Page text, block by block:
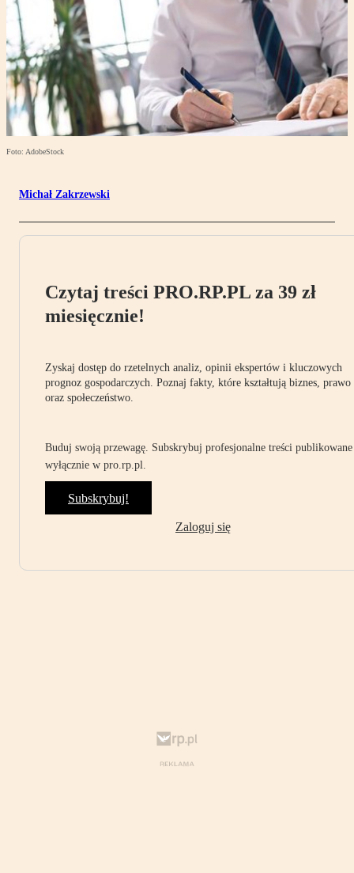
Foto: AdobeStock
Michał Zakrzewski
Czytaj treści PRO.RP.PL za 39 zł
miesięcznie!
Zyskaj dostęp do rzetelnych analiz, opinii ekspertów i kluczowych
prognoz gospodarczych. Poznaj fakty, które kształtują biznes, prawo
oraz społeczeństwo.
Buduj swoją przewagę. Subskrybuj profesjonalne treści publikowane
wyłącznie w pro.rp.pl.
Subskrybuj!
Zaloguj się